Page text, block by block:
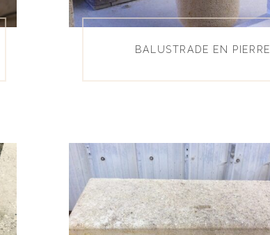
BALUSTRADE EN PIERRE